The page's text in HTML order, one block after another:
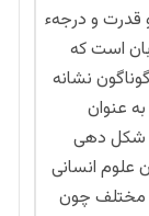
و درجهء
است که
نشانه
عنوان
شكل دهی
علوم انسانی
مختلف چون